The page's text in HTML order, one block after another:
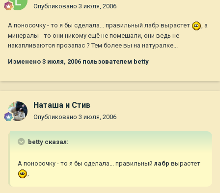
Опубликовано 3 июля, 2006
А поносочку - то я бы сделала... правильный лабр вырастет
, а
минералы - то они никому ещё не помешали, они ведь не
накапливаются прозапас ? Тем более вы на натуралке...
Изменено 3 июля, 2006 пользователем betty
Наташа и Стив
Опубликовано 3 июля, 2006
betty сказал:
А поносочку - то я бы сделала... правильныйлабр вырастет
,